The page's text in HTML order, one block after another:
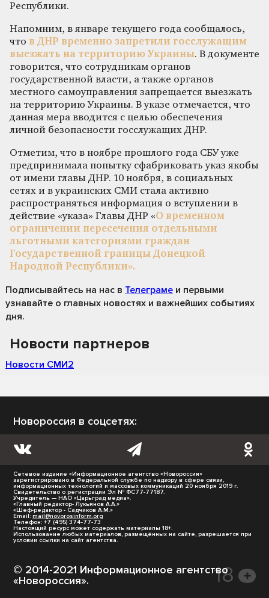
Республики.
Напомним, в январе текущего года сообщалось,
что в ДНР временно запретили госслужащим
выезжать на территорию Украины. В документе
говорится, что сотрудникам органов
государственной власти, а также органов
местного самоуправления запрещается выезжать
на территорию Украины. В указе отмечается, что
данная мера вводится с целью обеспечения
личной безопасности госслужащих ДНР.
Отметим, что в ноябре прошлого года СБУ уже
предпринимала попытку сфабриковать указ якобы
от имени главы ДНР. 10 ноября, в социальных
сетях и в украинских СМИ стала активно
распространяться информация о вступлении в
действие «указа» Главы ДНР «О временном
ограничении пересечения отдельными
льготными категориями граждан
Государственной границы Донецкой
Народной Республики».
Подписывайтесь на нас в Телеграме и первыми
узнавайте о главных новостях и важнейших событиях
дня.
Новости партнеров
Новости СМИ2
Новороссия в соцсетях:
Сетевое издание «Информационное агентство «Новороссия»
зарегистрировано в Федеральной службе по надзору в сфере связи,
информационных технологий и массовых коммуникаций 20 ноября 2019 г.
Свидетельство о регистрации Эл № ФС77-77187.
Учредитель — НАО «Царьград медиа».
«Главный редактор- Лукьянов А.А.»
«Шеф-редактор - Садчиков А.М.»
Email: mail@novorosinform.org
Телефон: +7 (495) 374-77-73
Настоящий ресурс может содержать материалы 18+.
Использование любых материалов, размещённых на сайте, разрешается при
условии ссылки на сайт агентства.
© 2014-2021 Информационное агентство
«Новороссия».